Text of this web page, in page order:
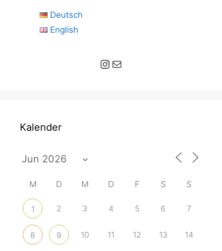
Deutsch
English
Instagram E-Mail
Kalender
M D M D F S S
1 2 3 4 5 6 7
8 9 10 11 12 13 14